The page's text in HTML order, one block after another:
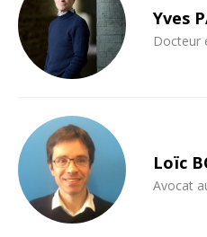
Yves
Docteur
Loïc
Avocat